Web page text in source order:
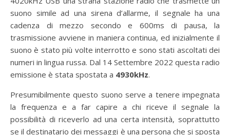
suono simile ad una sirena d’allarme, il segnale ha una
cadenza di mezzo secondo e 600ms di pausa, la
trasmissione avviene in maniera continua, ed inizialmente il
suono è stato più volte interrotto e sono stati ascoltati dei
numeri in lingua russa. Dal 14 Settembre 2022 questa radio
emissione è stata spostata a 4930kHz.
Presumibilmente questo suono serve a tenere impegnata
la frequenza e a far capire a chi riceve il segnale la
possibilità di riceverlo ad una certa intensità, soprattutto
se il destinatario dei messaggi è una persona che si sposta